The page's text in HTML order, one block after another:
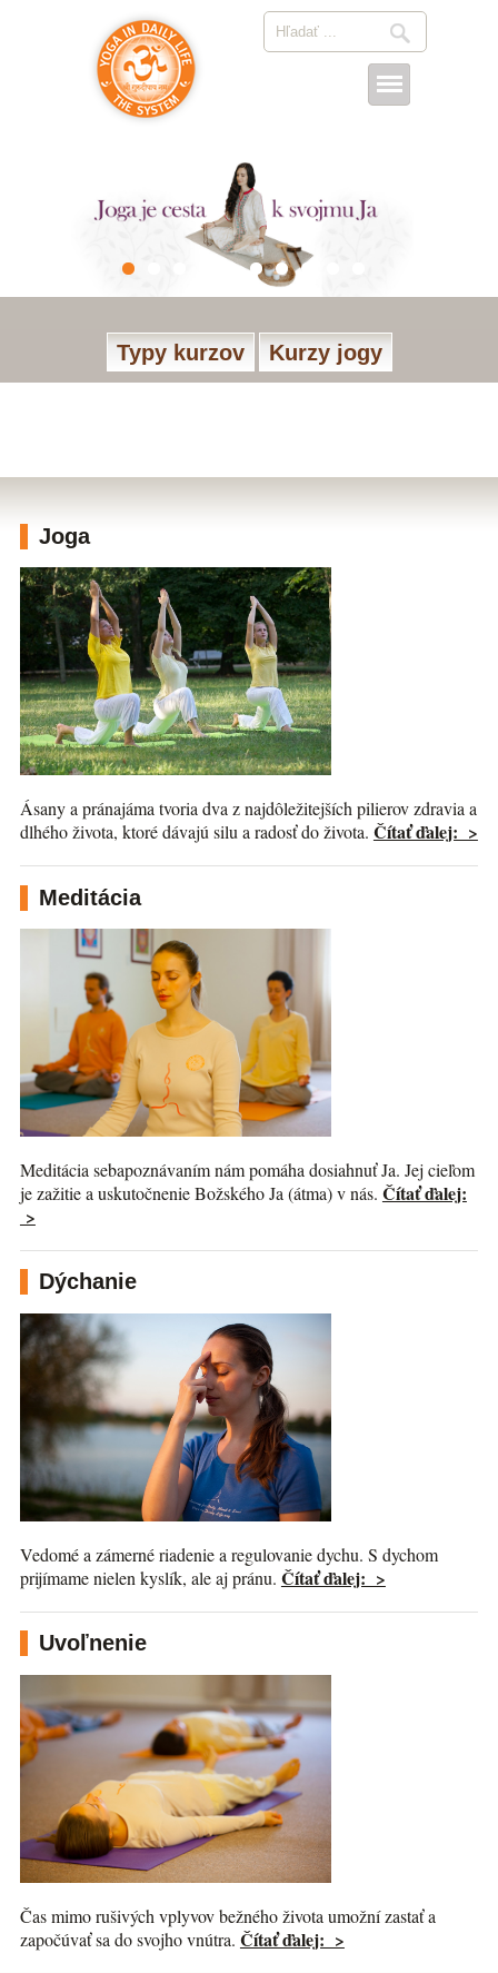
Typy kurzov Kurzy jogy
Joga
Ásany a pránajáma tvoria dva z najdôležitejších pilierov zdravia a
dlhého života, ktoré dávajú silu a radosť do života. Čítať ďalej: >
Meditácia
Meditácia sebapoznávaním nám pomáha dosiahnuť Ja. Jej cieľom
je zažitie a uskutočnenie Božského Ja (átma) v nás. Čítať ďalej:
>
Dýchanie
Vedomé a zámerné riadenie a regulovanie dychu. S dychom
prijímame nielen kyslík, ale aj pránu. Čítať ďalej: >
Uvoľnenie
Čas mimo rušivých vplyvov bežného života umožní zastať a
započúvať sa do svojho vnútra. Čítať ďalej: >